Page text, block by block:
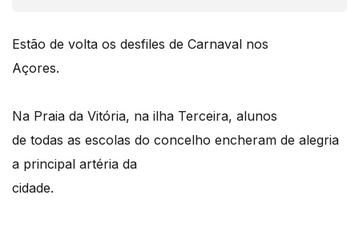
Estão de volta os desfiles de Carnaval nos
Açores.
Na Praia da Vitória, na ilha Terceira, alunos
de todas as escolas do concelho encheram de alegria
a principal artéria da
cidade.